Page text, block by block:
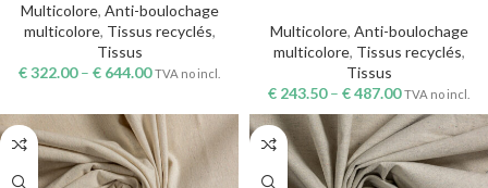
Multicolore, Anti-boulochage
multicolore, Tissus recyclés,
Tissus
€322.00– € 644.00 TVA no incl.
Multicolore, Anti-boulochage
multicolore, Tissus recyclés,
Tissus
€ 243.50– €487.00 TVA no incl.